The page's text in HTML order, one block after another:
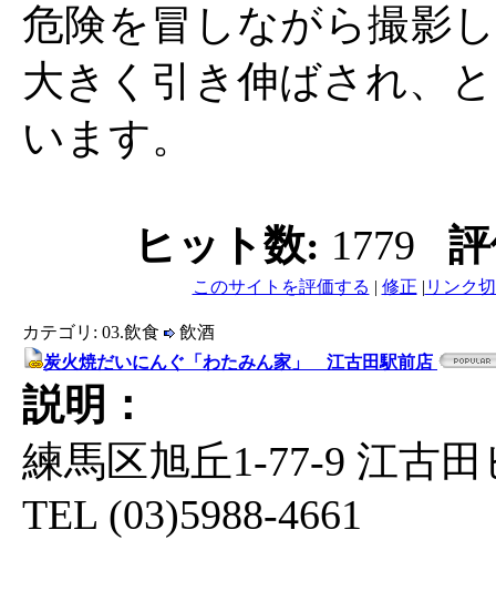
危険を冒しながら撮影
大きく引き伸ばされ、
います。
ヒット数: 1779
このサイトを評価する | 修正 | リンク
カテゴリ: 03.飲食
飲酒
炭火焼だいにんぐ「わたみん家」 江古田駅前店
説明：
練馬区旭丘1-77-9 江古田
TEL (03)5988-4661